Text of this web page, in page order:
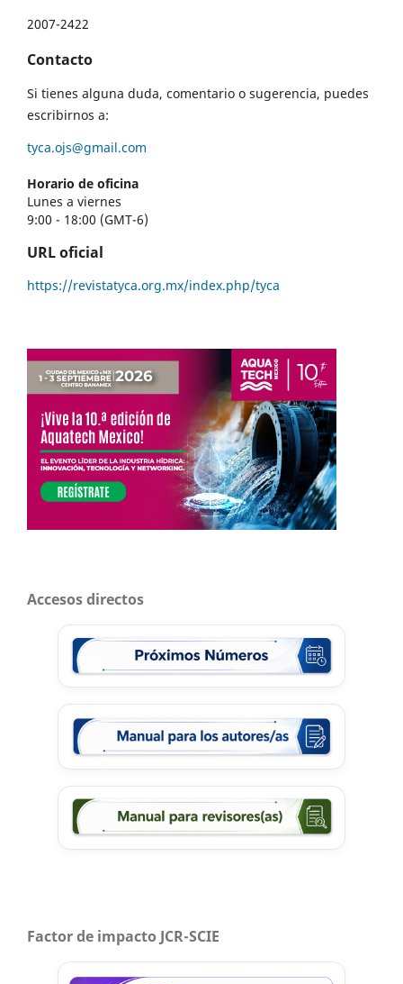
2007-2422
Contacto
Si tienes alguna duda, comentario o sugerencia, puedes
escribirnos a:
tyca.ojs@gmail.com
Horario de oficina
Lunes a viernes
9:00 - 18:00 (GMT-6)
URL oficial
https://revistatyca.org.mx/index.php/tyca
Accesos directos
Factor de impacto JCR-SCIE